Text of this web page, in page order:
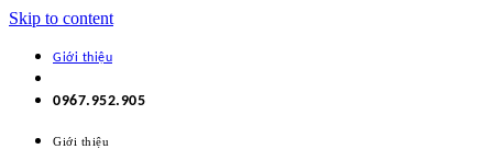
Skip to content
Giới thiệu
0967.952.905
Giới thiệu